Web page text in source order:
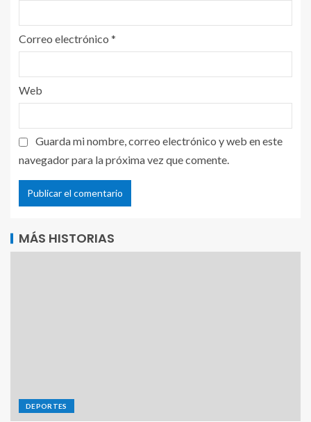
Correo electrónico *
Web
Guarda mi nombre, correo electrónico y web en este
navegador para la próxima vez que comente.
MÁS HISTORIAS
DEPORTES